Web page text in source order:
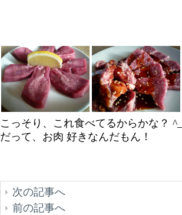
こっそり、これ食べてるからかな？
だって、お肉 好きなんだもん！
次の記事へ
前の記事へ